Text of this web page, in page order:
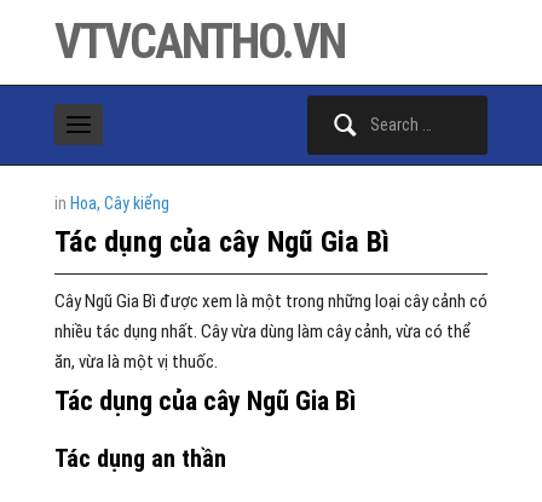
VTVCANTHO.VN
in Hoa, Cây kiểng
Tác dụng của cây Ngũ Gia Bì
Cây Ngũ Gia Bì được xem là một trong những loại cây cảnh có
nhiều tác dụng nhất. Cây vừa dùng làm cây cảnh, vừa có thể
ăn, vừa là một vị thuốc.
Tác dụng của cây Ngũ Gia Bì
Tác dụng an thần